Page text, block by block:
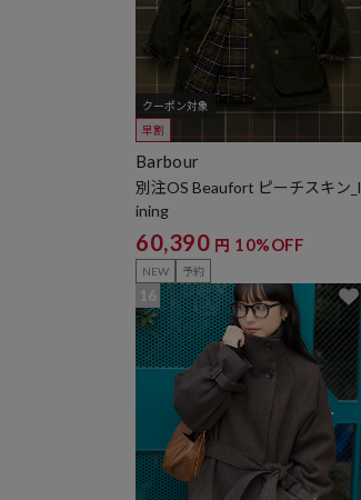
クーポン対象
早割
Barbour
別注OS Beaufort ピーチスキン_l
ining
60,390 円 10%OFF
NEW 予約
16